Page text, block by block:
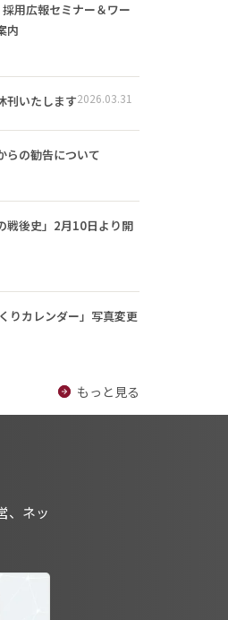
用広報セミナー＆ワー
内
刊いたします2026.03.31
らの勧告について
戦後史」2月10日より開
りカレンダー」写真変更
もっと見る
、ネッ